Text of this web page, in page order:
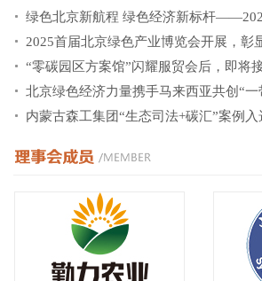
绿色北京新航程 绿色经济新标杆
2025首届北京绿色产业博览会开展，彰
“零碳园区方案馆”闪耀服贸会后，即将
北京绿色经济力量携手马来西亚共创“一
内蒙古森工集团“生态司法+碳汇”案例入